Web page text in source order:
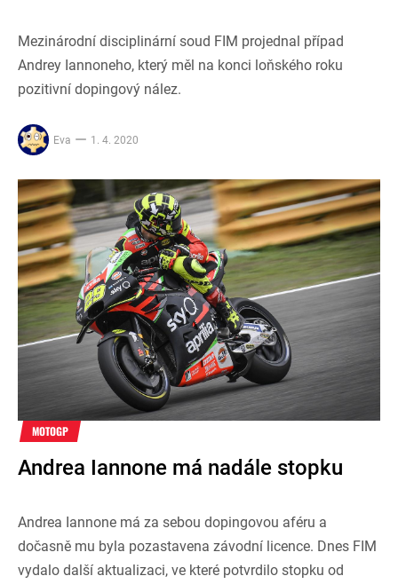
Mezinárodní disciplinární soud FIM projednal případ
Andrey Iannoneho, který měl na konci loňského roku
pozitivní dopingový nález.
Eva 1. 4. 2020
MOTOGP
Andrea Iannone má nadále stopku
Andrea Iannone má za sebou dopingovou aféru a
dočasně mu byla pozastavena závodní licence. Dnes FIM
vydalo další aktualizaci, ve které potvrdilo stopku od